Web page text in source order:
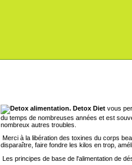
Detox Diet vous
du temps de nombreuses années et est
nombreux autres troubles.
Merci à la libération des toxines du corps
disparaître, faire fondre les kilos en trop,
Les principes de base de l'alimentation de